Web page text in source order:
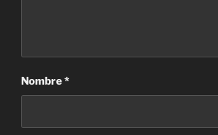
Nombre*